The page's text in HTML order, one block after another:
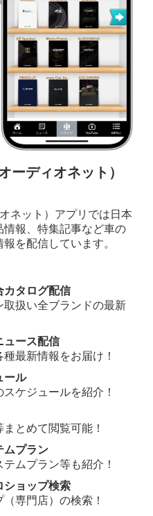
ディオネット）
ネット）アプリでは日本
報、特集記事など車の
を配信しています。
タログ配信
扱い全ブランドの最新
ース配信
最新情報をお届け！
ール
ケジュールを紹介！
とめて閲覧可能！
ムプラン
ムプラン等も紹介！
ョップ検索
専門店）の検索！